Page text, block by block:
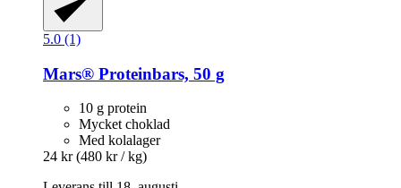
5.0 (1)
Mars® Proteinbars, 50 g
10 g protein
Mycket choklad
Med kolalager
24 kr (480 kr / kg)